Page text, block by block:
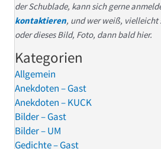
der Schublade, kann sich gerne
kontaktieren, und wer weiß, vielleicht
oder dieses Bild, Foto, dann bald hier.
Kategorien
Allgemein
Anekdoten – Gast
Anekdoten – KUCK
Bilder – Gast
Bilder – UM
Gedichte – Gast